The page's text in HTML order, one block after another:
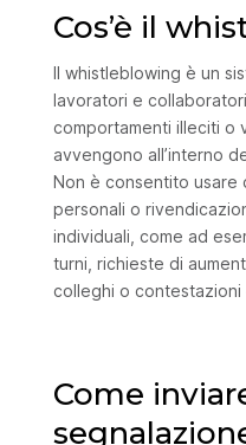
Cos’è il
Il whistleblowing è un
lavoratori e
comportamenti illeciti o
avvengono all’interno
Non è consentito usare
personali o
individuali, come ad
turni, richieste di
colleghi o contestazioni
Come